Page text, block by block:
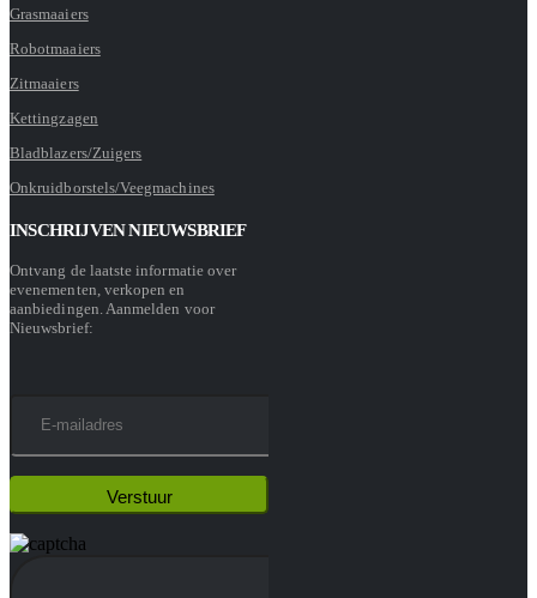
Grasmaaiers
Robotmaaiers
Zitmaaiers
Kettingzagen
Bladblazers/Zuigers
Onkruidborstels/Veegmachines
INSCHRIJVEN NIEUWSBRIEF
Ontvang de laatste informatie over
evenementen, verkopen en
aanbiedingen. Aanmelden voor
Nieuwsbrief: